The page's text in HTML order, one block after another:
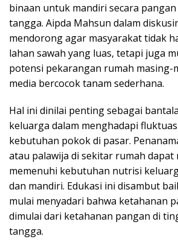
binaan untuk mandiri secara
tangga. Aipda Mahsun dalam
mendorong agar masyarakat tidak
lahan sawah yang luas, tetapi juga
potensi pekarangan rumah masing-
media bercocok tanam sederhana.
Hal ini dinilai penting sebagai
keluarga dalam menghadapi
kebutuhan pokok di pasar.
atau palawija di sekitar rumah dapat
memenuhi kebutuhan nutrisi
dan mandiri. Edukasi ini disambut
mulai menyadari bahwa ketahanan
dimulai dari ketahanan pangan di
tangga.